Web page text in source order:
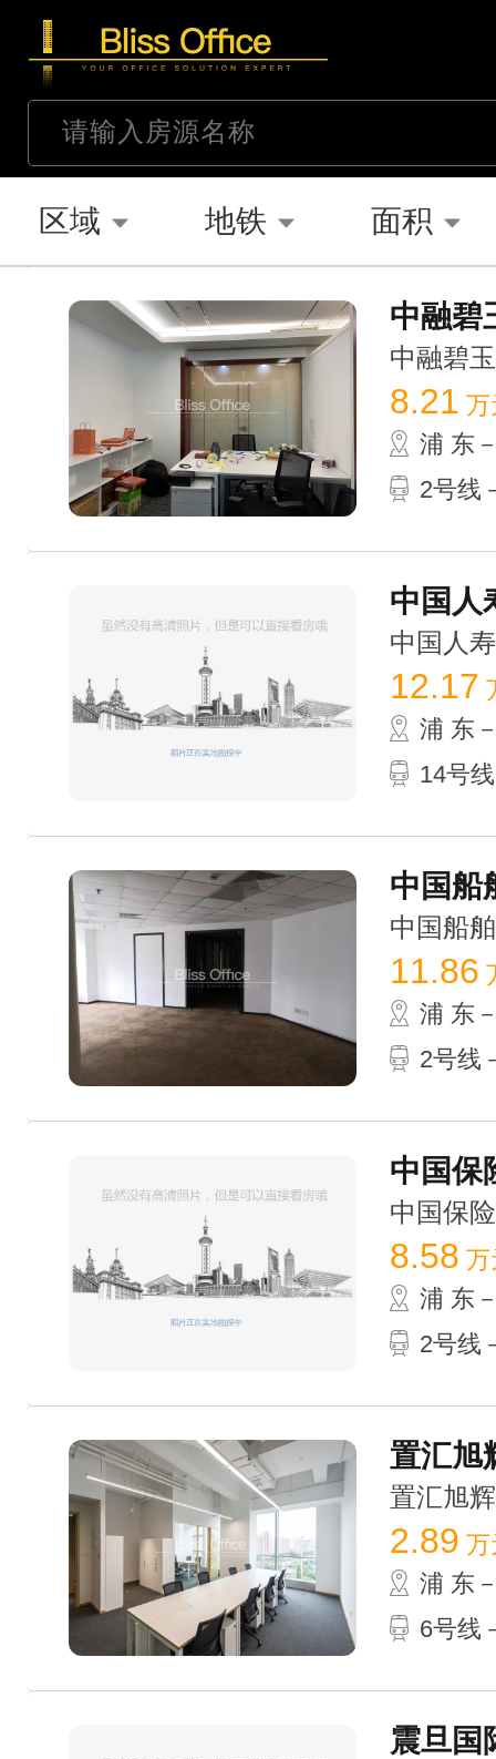
区域 地铁 面积
中融碧
中融碧
8.21 万
浦 东
2号线
中国人
中国人
12.17
浦 东
14号
中国船
中国船
11.86
浦 东
2号线
中国保
中国保
8.58 万
浦 东
2号线
置汇旭
置汇旭
2.89 万
浦 东
6号线
震旦国